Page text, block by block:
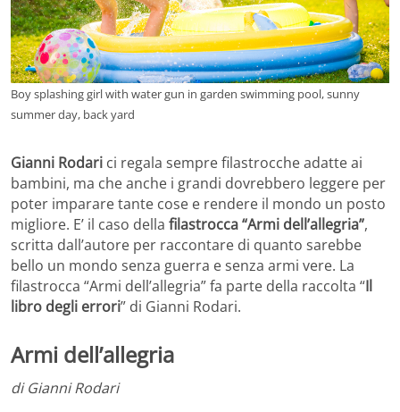
Boy splashing girl with water gun in garden swimming pool, sunny
summer day, back yard
Gianni Rodari ci regala sempre filastrocche adatte ai
bambini, ma che anche i grandi dovrebbero leggere per
poter imparare tante cose e rendere il mondo un posto
migliore. E’ il caso della filastrocca “Armi dell’allegria”,
scritta dall’autore per raccontare di quanto sarebbe
bello un mondo senza guerra e senza armi vere. La
filastrocca “Armi dell’allegria” fa parte della raccolta “Il
libro degli errori” di Gianni Rodari.
Armi dell’allegria
di Gianni Rodari